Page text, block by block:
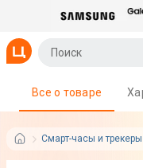
Смарт-часы и трекеры
Все о товаре